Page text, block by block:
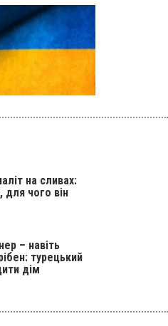
на сливах:
для чого він
– навіть
турецький
дім